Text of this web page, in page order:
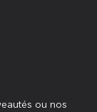
ou nos